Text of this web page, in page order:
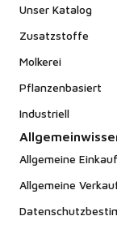
Unser Katalog
Zusatzstoffe
Molkerei
Pflanzenbasiert
Industriell
Allgemeine
Allgemeine